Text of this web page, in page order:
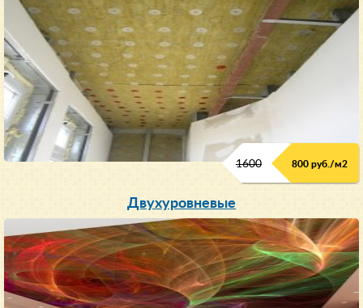
1600 800 руб./м2
Двухуровневые